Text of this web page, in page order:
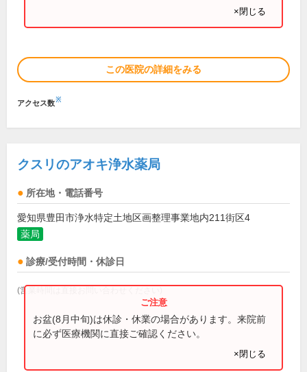
×閉じる
この医院の詳細をみる
アクセス数※
クスリのアオキ浄水薬局
所在地・電話番号
愛知県豊田市浄水特定土地区画整理事業地内211街区4
薬局
診療/受付時間・休診日
(営業時間は直接お問い合わせください)
お盆(8月中旬)は休診・休業の場合があります。来院前
に必ず医療機関に直接ご確認ください。
×閉じる